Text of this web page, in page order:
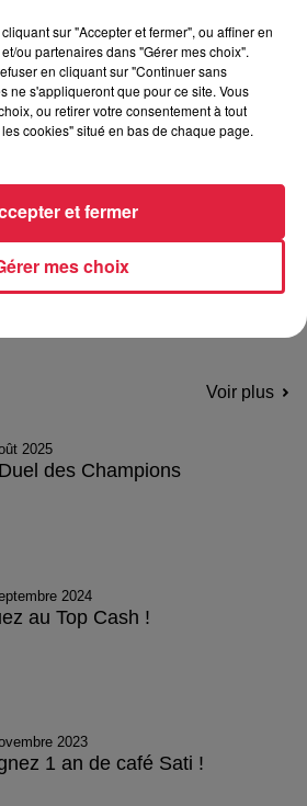
ÉS ! La rubrique Eco
- Coup de Pouce
ÉS ! La rubrique Eco
épisode 4
Voir plus
2025
des Champions
2024
au Top Cash !
2023
1 an de café Sati !
sur "Accepter et fermer", ou affiner en
ou partenaires dans "Gérer mes choix".
en cliquant sur "Continuer sans
ne s'appliqueront que pour ce site. Vous
ou retirer votre consentement à tout
cookies" situé en bas de chaque page.
mes choix
et fermer